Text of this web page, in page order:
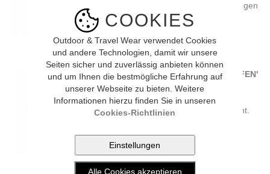
COOKIES
Outdoor & Travel Wear verwendet Cookies
und andere Technologien, damit wir unsere
Seiten sicher und zuverlässig anbieten können
und um Ihnen die bestmögliche Erfahrung auf
unserer Webseite zu bieten. Weitere
Informationen hierzu finden Sie in unseren
Cookies-Richtlinien
Waschen. Erfüllt die Zollanforderungen
des Flughafens. ...
6.90 CHF
BASICNATURE ZELTNAGEL 'OFFEN'
(20 cm 10 Stück)
Mit Haken versehener Standard
Zeltnagel aus verzinktem Stahldraht.
10.90 CHF 7.65 CHF